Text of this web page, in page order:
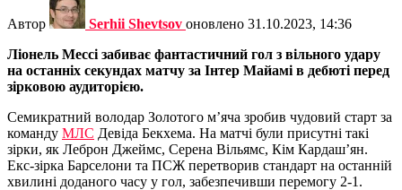
Автор Serhii Shevtsov оновлено 31.10.2023, 14:36
Ліонель Мессі забиває фантастичний гол з вільного удару
на останніх секундах матчу за Інтер Майамі в дебюті перед
зірковою аудиторією.
Семикратний володар Золотого м’яча зробив чудовий старт за
команду МЛС Девіда Бекхема. На матчі були присутні такі
зірки, як Леброн Джеймс, Серена Вільямс, Кім Кардаш’ян.
Екс-зірка Барселони та ПСЖ перетворив стандарт на останній
хвилині доданого часу у гол, забезпечивши перемогу 2-1.